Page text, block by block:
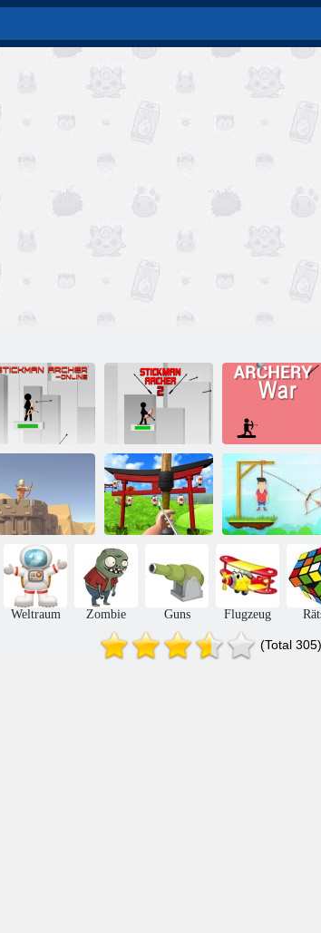
Stickman Archer
online
Stickman Archer
2
Bogenschießen
Krieg
Tower Defense
Kingdom
Bogenschießen
Weltraum Zombie Guns Flugzeug
(Total 305)